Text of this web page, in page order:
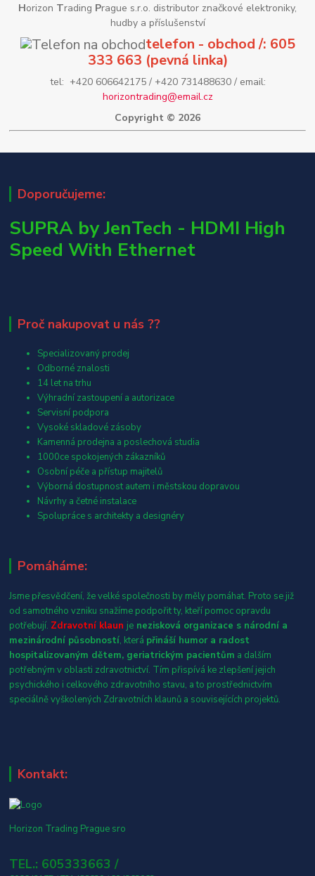
Horizon Trading Prague s.r.o. distributor značkové elektroniky,
hudby a příslušenství
telefon - obchod /: 605
333 663 (pevná linka)
tel: +420 606642175 / +420 731488630 / email:
horizontrading@email.cz
Copyright © 2026
Doporučujeme:
SUPRA by JenTech - HDMI High
Speed With Ethernet
Proč nakupovat u nás ??
Specializovaný prodej
Odborné znalosti
14 let na trhu
Výhradní zastoupení a autorizace
Servisní podpora
Vysoké skladové zásoby
Kamenná prodejna a poslechová studia
1000ce spokojených zákazníků
Osobní péče a přístup majitelů
Výborná dostupnost autem i městskou dopravou
Návrhy a četné instalace
Spolupráce s architekty a designéry
Pomáháme:
Jsme přesvědčení, že velké společnosti by měly pomáhat. Proto se již
od samotného vzniku snažíme podpořit ty, kteří pomoc opravdu
potřebují. Zdravotní klaun je nezisková organizace s národní a
mezinárodní působností, která přináší humor a radost
hospitalizovaným dětem, geriatrickým pacientům a dalším
potřebným v oblasti zdravotnictví. Tím přispívá ke zlepšení jejich
psychického i celkového zdravotního stavu, a to prostřednictvím
speciálně vyškolených Zdravotních klaunů a souvisejících projektů.
Kontakt:
Horizon Trading Prague sro
TEL.: 605333663 /